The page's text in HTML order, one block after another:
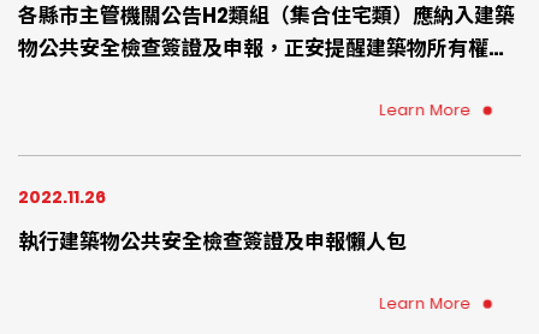
各縣市主管機關公告H2類組（集合住宅類）應納入建築
物公共安全檢查簽證及申報，正安提醒建築物所有權
可提早準備、提早委託專業檢查機構確認您的住宅環境
Learn More
2022.11.26
執行建築物公共安全檢查簽證及申報懶人包
Learn More